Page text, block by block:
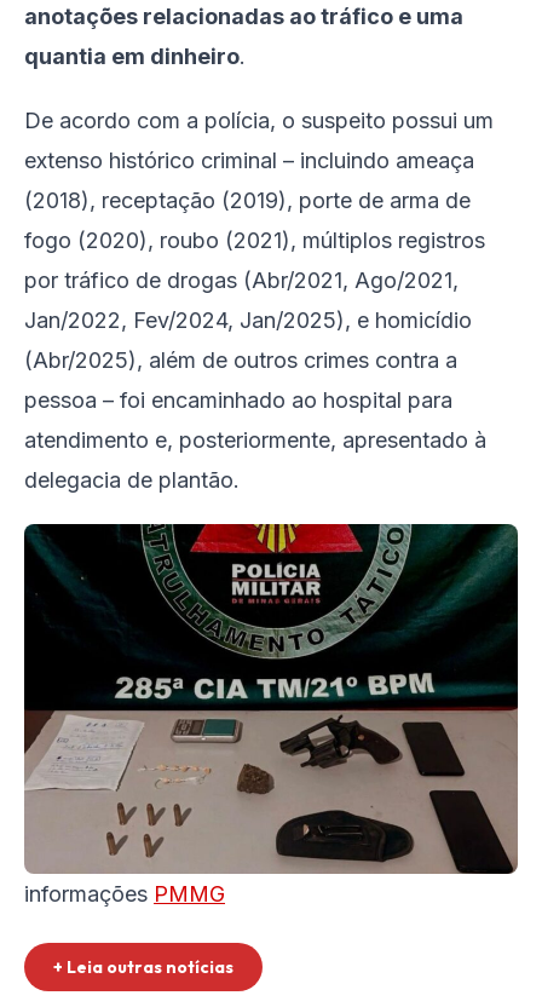
anotações relacionadas ao tráfico e uma
quantia em dinheiro.
De acordo com a polícia, o suspeito possui um
extenso histórico criminal – incluindo ameaça
(2018), receptação (2019), porte de arma de
fogo (2020), roubo (2021), múltiplos registros
por tráfico de drogas (Abr/2021, Ago/2021,
Jan/2022, Fev/2024, Jan/2025), e homicídio
(Abr/2025), além de outros crimes contra a
pessoa – foi encaminhado ao hospital para
atendimento e, posteriormente, apresentado à
delegacia de plantão.
informações PMMG
+ Leia outras notícias